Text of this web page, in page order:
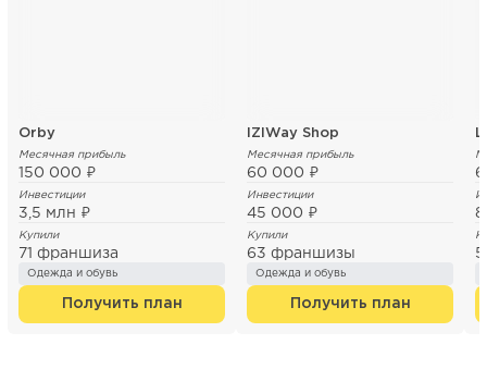
Orby
Месячная прибыль
150 000 ₽
Инвестиции
3,5 млн ₽
Купили
71 франшиза
Одежда и обувь
Получить план
IZIWay Shop
Месячная прибыль
60 000 ₽
Инвестиции
45 000 ₽
Купили
63 франшизы
Одежда и обувь
Получить план